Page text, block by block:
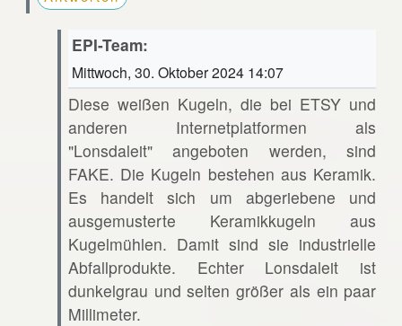
EPI-Team:
Mittwoch, 30. Oktober 2024 14:07
Diese weißen Kugeln, die bei ETSY und
anderen Internetplatformen als
"Lonsdaleit" angeboten werden, sind
FAKE. Die Kugeln bestehen aus Keramik.
Es handelt sich um abgeriebene und
ausgemusterte Keramikkugeln aus
Kugelmühlen. Damit sind sie industrielle
Abfallprodukte. Echter Lonsdaleit ist
dunkelgrau und selten größer als ein paar
Millimeter.